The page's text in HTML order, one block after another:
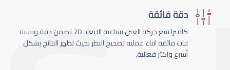
دقة فائقة
كاميرا تتبع حركة العين سباعية الابعاد 7D تضمن دقة ونسبة
ثبات فائقة اثناء عملية تصحيح النظر بحيث تظهر النتائج بشكل
أسرع واكثر فعالية.